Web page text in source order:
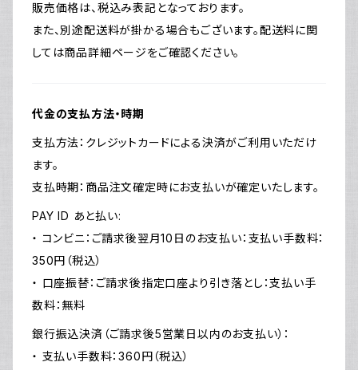
販売価格は、税込み表記となっております。
また、別途配送料が掛かる場合もございます。配送料に関
しては商品詳細ページをご確認ください。
代金の支払方法・時期
支払方法：クレジットカードによる決済がご利用いただけ
ます。
支払時期：商品注文確定時にお支払いが確定いたします。
PAY ID あと払い:
・ コンビニ：ご請求後翌月10日のお支払い：支払い手数料：
350円（税込）
・ 口座振替：ご請求後指定口座より引き落とし：支払い手
数料：無料
銀行振込決済（ご請求後5営業日以内のお支払い）：
・ 支払い手数料：360円（税込）